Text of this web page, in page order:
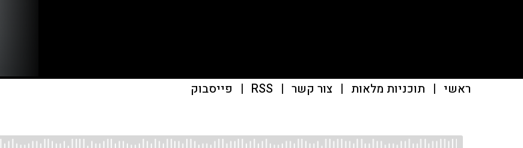
ראשי | תוכניות מלאות | צור קשר |
RSS
| פייסבוק